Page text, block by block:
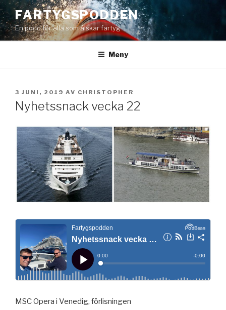
Hoppa
till
innehåll
FARTYGSPODDEN
En podd för alla som älskar fartyg
Meny
PUBLICERAT
3 JUNI, 2019 AV CHRISTOPHER
Nyhetssnack vecka 22
MSC Opera i Venedig, förlisningen